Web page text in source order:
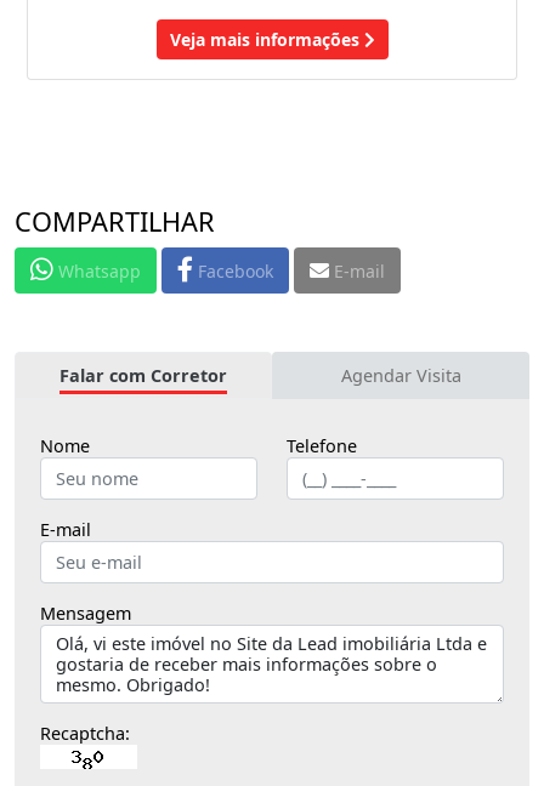
Veja mais informações
COMPARTILHAR
Whatsapp Facebook E-mail
Falar com Corretor Agendar Visita
Nome Telefone
E-mail
Mensagem
Recaptcha: